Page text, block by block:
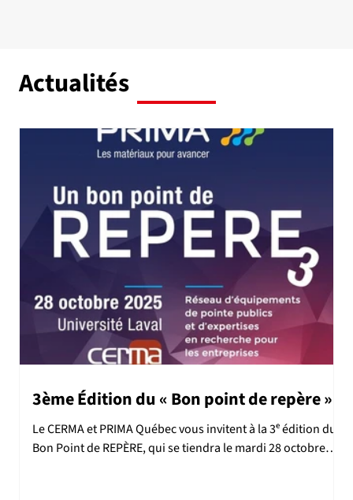
Actualités
3ème Édition du « Bon point de repère »
Le CERMA et PRIMA Québec vous invitent à la 3ᵉ édition du
Bon Point de REPÈRE, qui se tiendra le mardi 28 octobre